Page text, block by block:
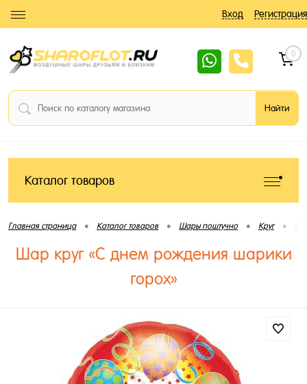
Вход Регистрация
0
Каталог товаров
Главная страница • Каталог товаров • Шары поштучно • Круг •
Шар круг «С днем рождения шарики
горох»